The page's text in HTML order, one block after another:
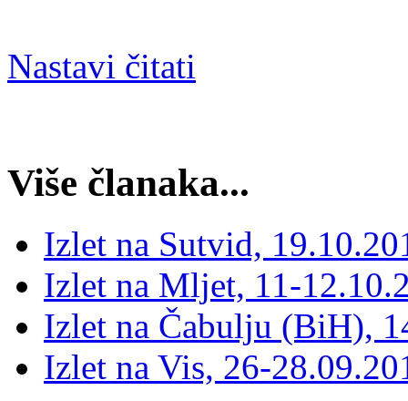
Nastavi čitati
Više članaka...
Izlet na Sutvid,
Izlet na Mljet, 11-
Izlet na Čabulju (BiH),
Izlet na Vis, 26-